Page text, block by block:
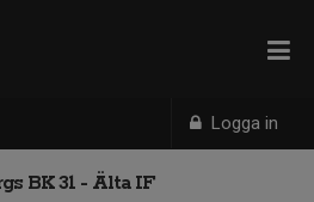
Logga in
BK 31 - Älta IF